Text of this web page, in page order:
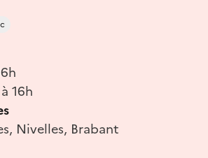
16h
Nivelles, Brabant